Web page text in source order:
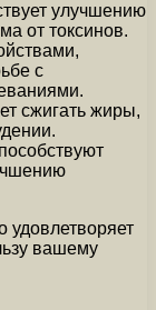
улучшению
от токсинов.
с
сжигать жиры,
удовлетворяет
вашему